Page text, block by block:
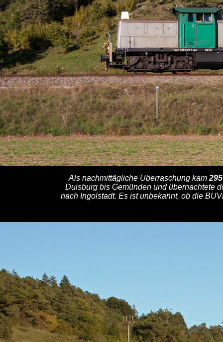
Als nachmittägliche Überraschung kam
Duisburg bis Gemünden und übernachtete
nach Ingolstadt. Es ist unbekannt, ob die